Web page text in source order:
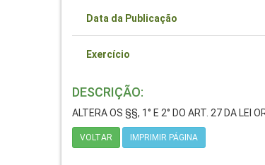
Data da Publicação
Exercício
DESCRIÇÃO:
ALTERA OS §§, 1° E 2° DO ART. 27 DA LEI
VOLTAR IMPRIMIR PÁGINA